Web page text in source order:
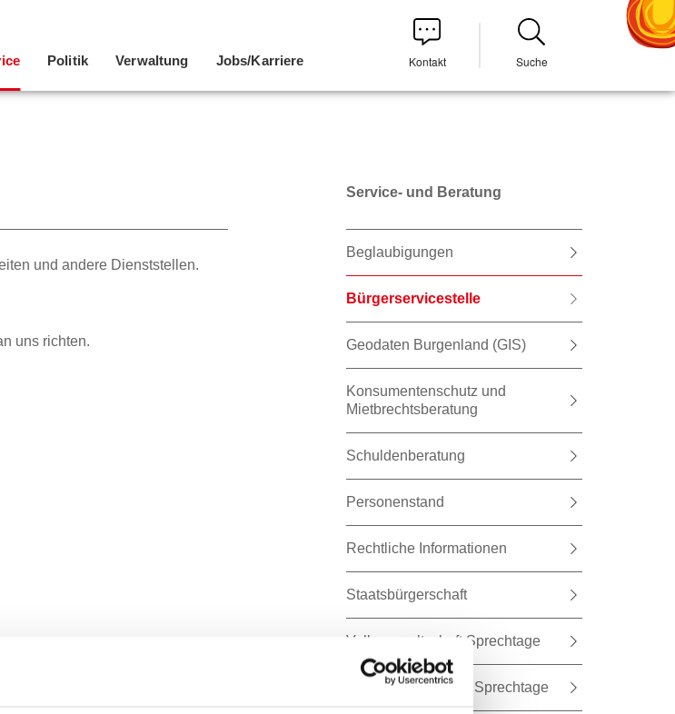
Politik Verwaltung Jobs/Karriere Kontakt Suche
und andere Dienststellen.
uns richten.
Service- und Beratung
Beglaubigungen
Bürgerservicestelle
Geodaten Burgenland (GIS)
Konsumentenschutz und
Mietbrechtsberatung
Schuldenberatung
Personenstand
Rechtliche Informationen
Staatsbürgerschaft
Volksanwaltschaft Sprechtage
Wohnbauförderung Sprechtage